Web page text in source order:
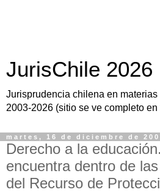
JurisChile 2026
Jurisprudencia chilena en
2003-2026 (sitio se ve completo
martes, 16 de diciembre de
Derecho a la
encuentra dentro de
del Recurso de